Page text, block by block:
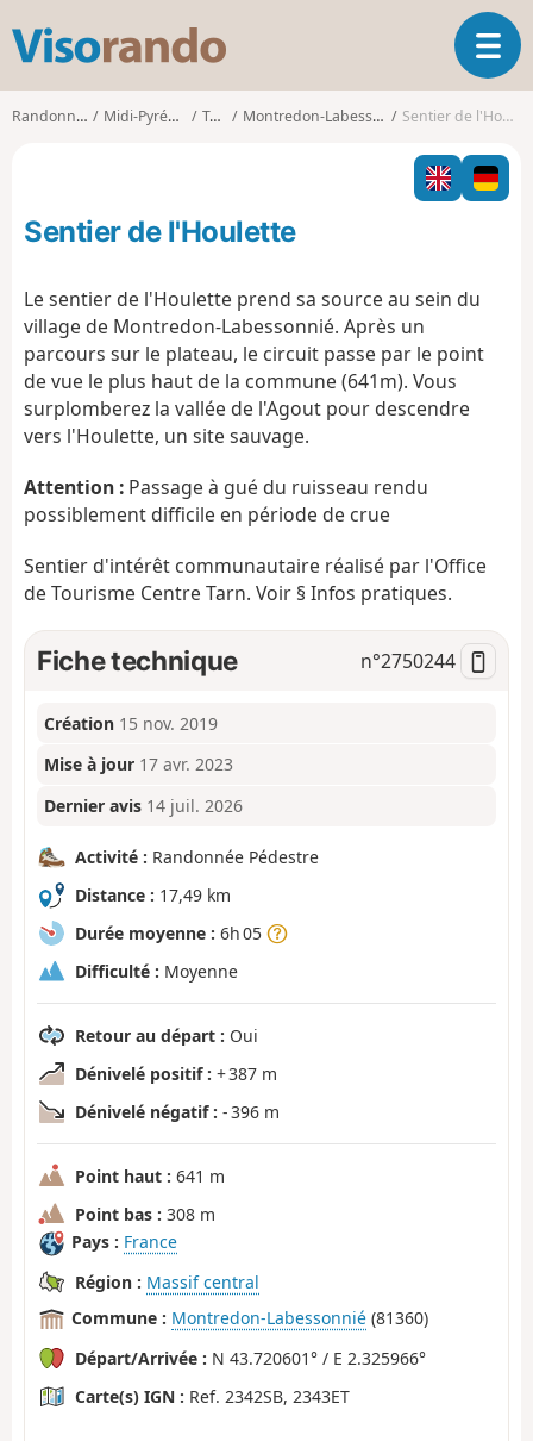
s
o
o
O
u
v
i
r
l
Randonnées Midi-Pyrénées Tarn Montredon-Labessonnié Sentier de l'Houlette
Sentier de l'Houlette
Le sentier de l'Houlette prend sa source au sein du
village de Montredon-Labessonnié. Après un
parcours sur le plateau, le circuit passe par le point
de vue le plus haut de la commune (641m). Vous
surplomberez la vallée de l'Agout pour descendre
vers l'Houlette, un site sauvage.
Attention : Passage à gué du ruisseau rendu
possiblement difficile en période de crue
Sentier d'intérêt communautaire réalisé par l'Office
de Tourisme Centre Tarn. Voir § Infos pratiques.
Fiche technique n°2750244
Création 15 nov. 2019
Mise à jour 17 avr. 2023
Dernier avis 14 juil. 2026
Activité : Randonnée Pédestre
Distance : 17,49 km
Durée moyenne : 6h 05
Difficulté : Moyenne
Retour au départ : Oui
Dénivelé positif : + 387 m
Dénivelé négatif : - 396 m
Point haut : 641 m
Point bas : 308 m
Pays : France
Région : Massif central
Commune : Montredon-Labessonnié (81360)
Départ/Arrivée : N 43.720601° / E 2.325966°
Carte(s) IGN : Ref. 2342SB, 2343ET